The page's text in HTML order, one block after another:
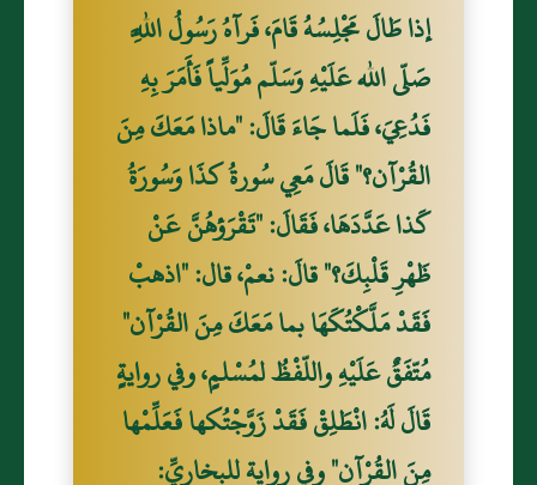
إذا طَالَ مَجْلِسُهُ قَامَ، فَرآهُ رَسُولُ اللَّهِ
صَلّى الله عَلَيْهِ وَسَلّم مُوَلِّياً فَأَمَرَ بِهِ
فَدُعِيَ، فَلَما جَاءَ قَالَ: "ماذا مَعَكَ مِنَ
القُرْآن؟" قَالَ مَعِي سُورةُ كذَا وَسُورَةُ
كَذا عَدَّدَهَا، فَقَالَ: "تَقْرَؤهُنَّ عَنْ
ظَهْرِ قَلْبِكَ؟" قالَ: نعمْ، قال: "اذهبْ
فَقَدْ مَلَّكْتُكَهَا بما مَعَكَ مِنَ القُرْآن"
مُتّفَقٌ عَلَيْهِ واللّفْظُ لمُسْلمٍ، وفي روايةٍ
قَالَ لَهُ: انْطَلِقْ فَقَدْ زَوَّجْتُكها فَعَلِّمْها
مِنَ القُرْآن" وفي رواية للبخاريِّ: